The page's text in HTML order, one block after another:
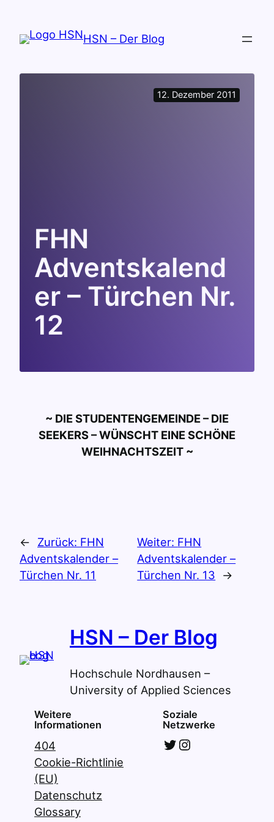
Inhalt
springen
HSN – Der Blog
12. Dezember 2011
FHN
Adventskalend
er – Türchen Nr.
12
~ DIE STUDENTENGEMEINDE – DIE
SEEKERS – WÜNSCHT EINE SCHÖNE
WEIHNACHTSZEIT ~
← Zurück: FHN
Adventskalender –
Türchen Nr. 11
Weiter: FHN
Adventskalender –
Türchen Nr. 13
→
HSN – Der Blog
Hochschule Nordhausen –
University of Applied Sciences
Weitere
Informationen
404
Cookie-Richtlinie
(EU)
Datenschutz
Glossary
Soziale
Netzwerke
Twitter Instagram